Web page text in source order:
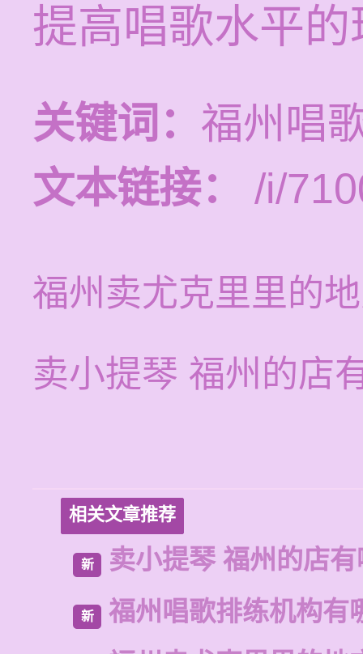
提高唱歌水平
关键词： 福州唱
文本链接：
/i/
福州卖尤克里里的
卖小提琴 福州的店
相关文章推荐
新 卖小提琴 福州的店
新
福州唱歌排练机构有